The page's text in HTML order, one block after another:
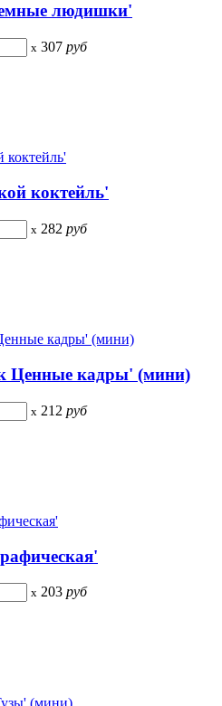
людишки'
x 307 руб
коктейль'
x 282 руб
Ценные кадры' (мини)
x 212 руб
x 203 руб